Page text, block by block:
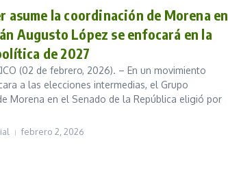
asume la coordinación de Morena
Augusto López se enfocará en la
de 2027
(02 de febrero, 2026). – En un movimiento
a las elecciones intermedias, el Grupo
Morena en el Senado de la República eligió por
febrero 2, 2026